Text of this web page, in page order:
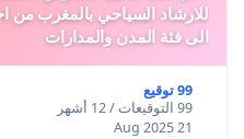
للارشاد السياحي بالمغرب من
الى فئة المدن والمدارات
99 توقيع
99 التوقيعات / 12 أشهر
21 Aug 2025